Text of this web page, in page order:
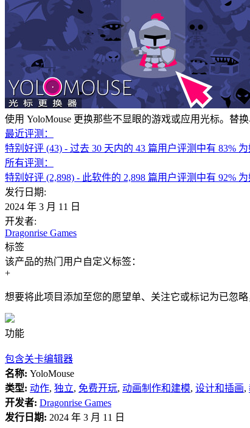
使用 YoloMouse 更换那些不显眼的游戏或应用光标。替
最近评测：
特别好评 (43) - 过去 30 天内的 43 篇用户评测中有 83% 为
所有评测：
特别好评 (2,898) - 此软件的 2,898 篇用户评测中有 92% 为
发行日期:
2024 年 3 月 11 日
开发者:
Dragonrise Games
标签
该产品的热门用户自定义标签：
+
想要将此项目添加至您的愿望单、关注它或标记为已忽
功能
包含关卡编辑器
名称: YoloMouse
类型: 动作, 独立, 免费开玩, 动画制作和建模, 设计和插画,
开发者: Dragonrise Games
发行日期: 2024 年 3 月 11 日